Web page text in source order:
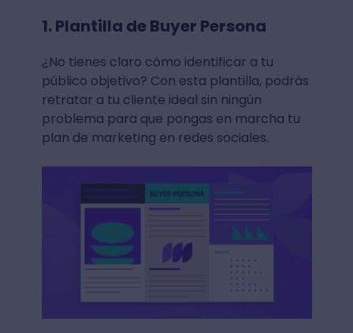
1. Plantilla de Buyer Persona
¿No tienes claro cómo identificar a tu
público objetivo? Con esta plantilla, podrás
retratar a tu cliente ideal sin ningún
problema para que pongas en marcha tu
plan de marketing en redes sociales.